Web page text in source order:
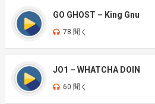
GO GHOST – King Gnu
78 聞く
JO1 – WHATCHA DOIN
60 聞く